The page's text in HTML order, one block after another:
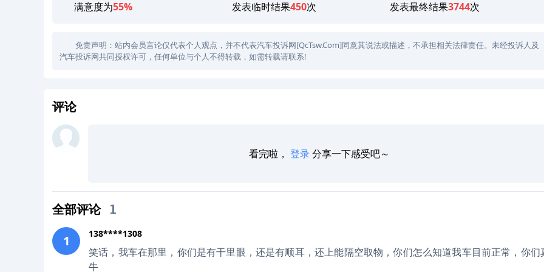
满意度为55% 发表临时结果450次 发表最终结果3744次
免责声明：站内会员言论仅代表个人观点，并不代表汽车投诉网[QcTsw.Com]同意其说法或描述，不承担相关法律责任。未经投诉人及
汽车投诉网共同授权许可，任何单位与个人不得转载，如需转载请联系!
评论
看完啦， 登录分享一下感受吧～
全部评论 1
1 138****1308
笑话，我车在那里，你们是有干里眼，还是有顺耳，还上能隔空取物，你们怎么知道我车目前正常，你们
牛